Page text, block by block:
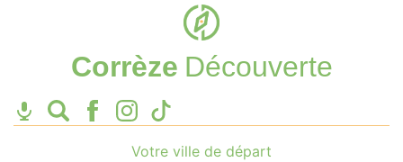
Corrèze Découverte
Votre ville de départ